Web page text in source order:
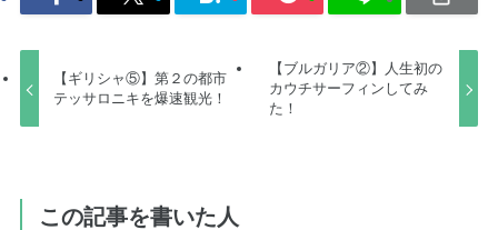
【ギリシャ⑤】第２の都市
テッサロニキを爆速観光！
【ブルガリア②】人生初の
カウチサーフィンしてみ
た！
この記事を書いた人